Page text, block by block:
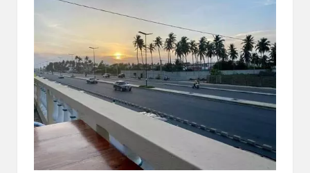
ai